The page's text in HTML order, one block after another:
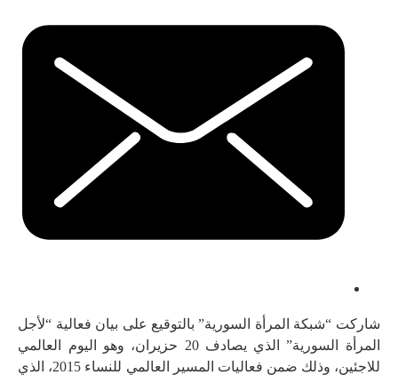
شاركت “شبكة المرأة السورية” بالتوقيع على بيان فعالية “لأجل
المرأة السورية” الذي يصادف20 حزيران، وهو
اليوم العالمي
للاجئين، وذلك
ضمن فعاليات المسير العالمي للنساء 2015، الذي